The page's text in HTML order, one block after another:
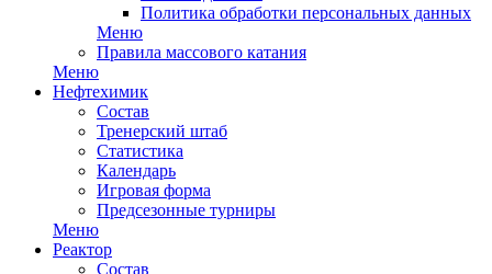
Политика обработки персональных данных
Меню
Правила массового катания
Меню
Нефтехимик
Состав
Тренерский штаб
Статистика
Календарь
Игровая форма
Предсезонные турниры
Меню
Реактор
Состав